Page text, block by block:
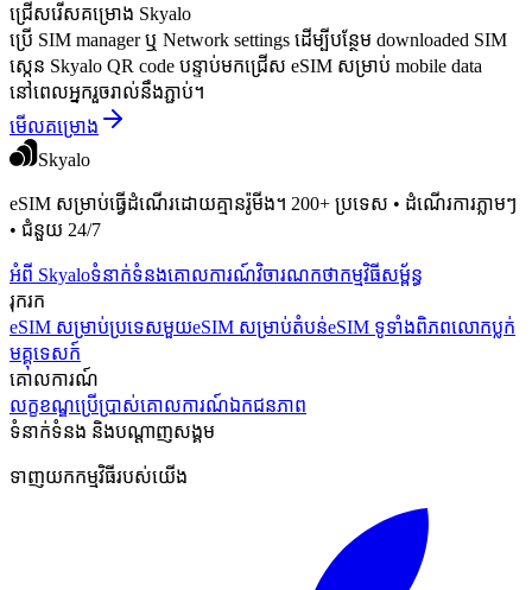
ជ្រើសរើសគម្រោង Skyalo
ប្រើ SIM manager ឬ Network settings ដើម្បីបន្ថែម downloaded SIM
ស្កេន Skyalo QR code បន្ទាប់មកជ្រើស eSIM សម្រាប់ mobile data
នៅពេលអ្នករួចរាល់នឹងភ្ជាប់។
មើលគម្រោង
Skyalo
eSIM សម្រាប់ធ្វើដំណើរដោយគ្មានរ៉ូមីង។ 200+ ប្រទេស • ដំណើរការភ្លាមៗ
• ជំនួយ 24/7
អំពី Skyaloទំនាក់ទំនងគោលការណ៍វិចារណកថាកម្មវិធីសម្ព័ន្ធ
រុករក
eSIM សម្រាប់ប្រទេសមួយeSIM សម្រាប់តំបន់eSIM ទូទាំងពិភពលោកប្លក់
មគ្គុទេសក៍
គោលការណ៍
លក្ខខណ្ឌប្រើប្រាស់គោលការណ៍ឯកជនភាព
ទំនាក់ទំនង និងបណ្ដាញសង្គម
ទាញយកកម្មវិធីរបស់យើង